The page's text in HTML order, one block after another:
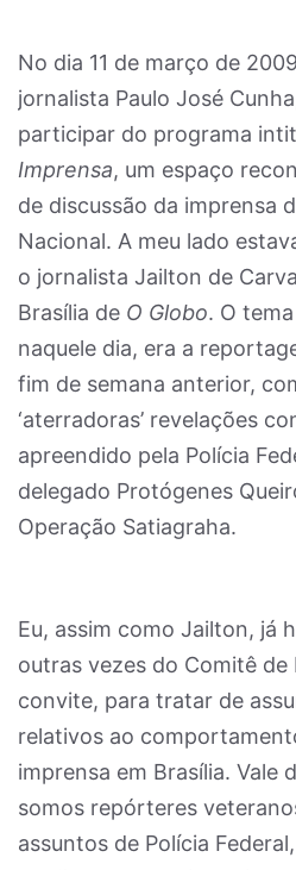
No dia 11 de março de
jornalista Paulo José
participar do programa
Imprensa, um espaço
de discussão da imprensa
Nacional. A meu lado
o jornalista Jailton de
Brasília de O Globo. O
naquele dia, era a
fim de semana anterior,
‘aterradoras’ revelações
apreendido pela Polícia
delegado Protógenes
Operação Satiagraha.
Eu, assim como Jailton, já
outras vezes do Comitê de
convite, para tratar de
relativos ao
imprensa em Brasília. Vale
somos repórteres
assuntos de Polícia